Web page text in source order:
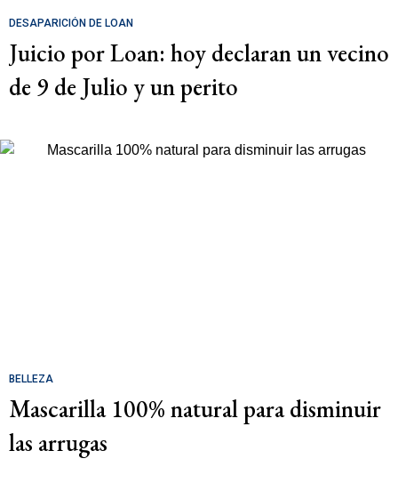
DESAPARICIÓN DE LOAN
Juicio por Loan: hoy declaran un vecino
de 9 de Julio y un perito
BELLEZA
Mascarilla 100% natural para disminuir
las arrugas